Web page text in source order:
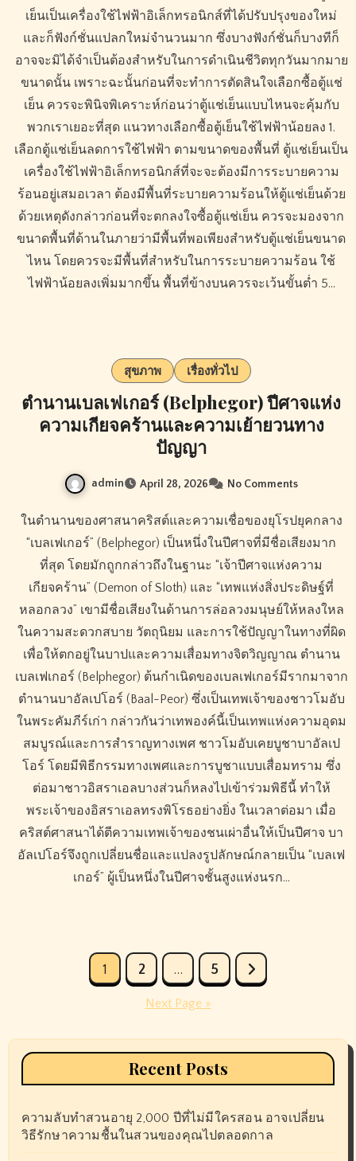
เย็นเป็นเครื่องใช้ไฟฟ้าอิเล็กทรอนิกส์ที่ได้ปรับปรุงของใหม่
และก็ฟังก์ชั่นแปลกใหม่จำนวนมาก ซึ่งบางฟังก์ชั่นก็บางทีก็
อาจจะมิได้จำเป็นต้องสำหรับในการดำเนินชีวิตทุกวันมากมาย
ขนาดนั้น เพราะฉะนั้นก่อนที่จะทำการตัดสินใจเลือกซื้อตู้แช่
เย็น ควรจะพินิจพิเคราะห์ก่อนว่าตู้แช่เย็นแบบไหนจะคุ้มกับ
พวกเราเยอะที่สุด แนวทางเลือกซื้อตู้เย็นใช้ไฟฟ้าน้อยลง 1.
เลือกตู้แช่เย็นลดการใช้ไฟฟ้า ตามขนาดของพื้นที่ ตู้แช่เย็นเป็น
เครื่องใช้ไฟฟ้าอิเล็กทรอนิกส์ที่จะจะต้องมีการระบายความ
ร้อนอยู่เสมอเวลา ต้องมีพื้นที่ระบายความร้อนให้ตู้แช่เย็นด้วย
ด้วยเหตุดังกล่าวก่อนที่จะตกลงใจซื้อตู้แช่เย็น ควรจะมองจาก
ขนาดพื้นที่ด้านในภายว่ามีพื้นที่พอเพียงสำหรับตู้แช่เย็นขนาด
ไหน โดยควรจะมีพื้นที่สำหรับในการระบายความร้อน ใช้
ไฟฟ้าน้อยลงเพิ่มมากขึ้น พื้นที่ข้างบนควรจะเว้นขั้นต่ำ 5…
สุขภาพ เรื่องทั่วไป
ตำนานเบลเฟเกอร์ (Belphegor) ปีศาจแห่ง
ความเกียจคร้านและความเย้ายวนทาง
ปัญญา
admin April 28, 2026 No Comments
ในตำนานของศาสนาคริสต์และความเชื่อของยุโรปยุคกลาง
“เบลเฟเกอร์” (Belphegor) เป็นหนึ่งในปีศาจที่มีชื่อเสียงมาก
ที่สุด โดยมักถูกกล่าวถึงในฐานะ “เจ้าปีศาจแห่งความ
เกียจคร้าน” (Demon of Sloth) และ “เทพแห่งสิ่งประดิษฐ์ที่
หลอกลวง” เขามีชื่อเสียงในด้านการล่อลวงมนุษย์ให้หลงใหล
ในความสะดวกสบาย วัตถุนิยม และการใช้ปัญญาในทางที่ผิด
เพื่อให้ตกอยู่ในบาปและความเสื่อมทางจิตวิญญาณ ตำนาน
เบลเฟเกอร์ (Belphegor) ต้นกำเนิดของเบลเฟเกอร์มีรากมาจาก
ตำนานบาอัลเปโอร์ (Baal-Peor) ซึ่งเป็นเทพเจ้าของชาวโมอับ
ในพระคัมภีร์เก่า กล่าวกันว่าเทพองค์นี้เป็นเทพแห่งความอุดม
สมบูรณ์และการสำราญทางเพศ ชาวโมอับเคยบูชาบาอัลเป
โอร์ โดยมีพิธีกรรมทางเพศและการบูชาแบบเสื่อมทราม ซึ่ง
ต่อมาชาวอิสราเอลบางส่วนก็หลงไปเข้าร่วมพิธีนี้ ทำให้
พระเจ้าของอิสราเอลทรงพิโรธอย่างยิ่ง ในเวลาต่อมา เมื่อ
คริสต์ศาสนาได้ตีความเทพเจ้าของชนเผ่าอื่นให้เป็นปีศาจ บา
อัลเปโอร์จึงถูกเปลี่ยนชื่อและแปลงรูปลักษณ์กลายเป็น “เบลเฟ
เกอร์” ผู้เป็นหนึ่งในปีศาจชั้นสูงแห่งนรก…
1 2 … 5
Next Page »
Recent Posts
ความลับทำสวนอายุ 2,000 ปีที่ไม่มีใครสอน อาจเปลี่ยน
วิธีรักษาความชื้นในสวนของคุณไปตลอดกาล